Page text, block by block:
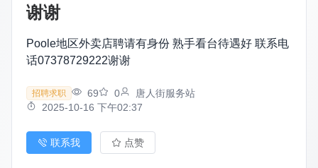
谢谢
Poole地区外卖店聘请有身份 熟手看台待遇好 联系电
话07378729222谢谢
招聘求职 69 0
唐人街服务站
2025-10-16 下午02:37
联系我 点赞